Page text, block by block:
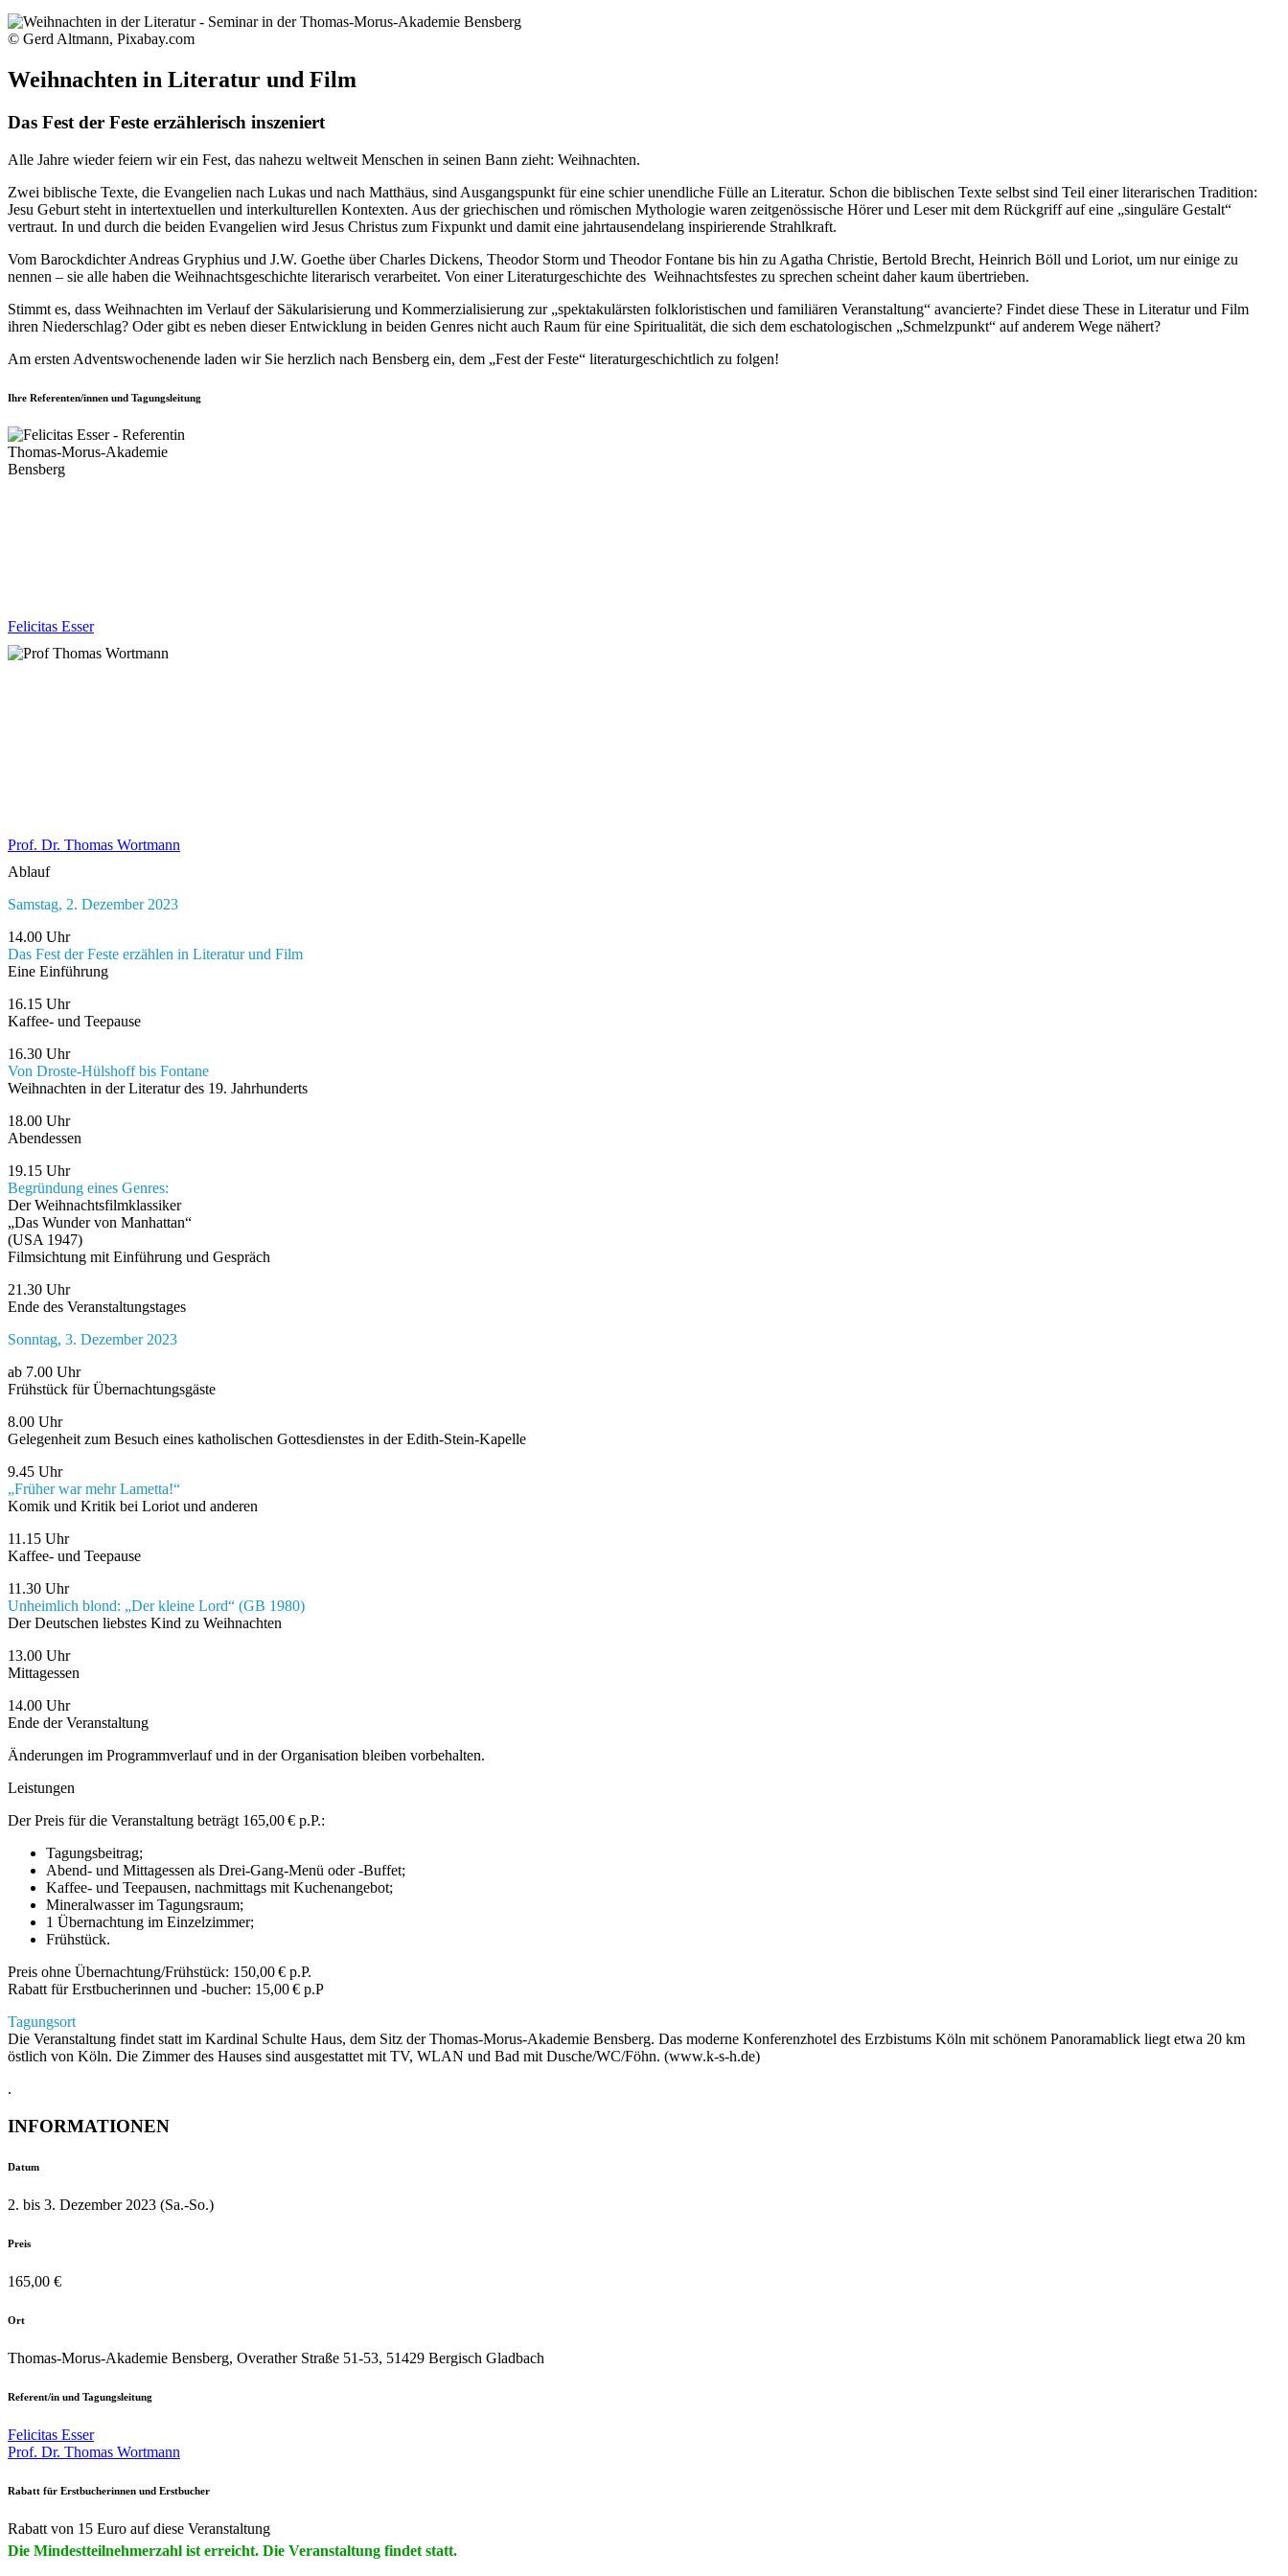
© Gerd Altmann, Pixabay.com
Weihnachten in Literatur und Film
Das Fest der Feste erzählerisch inszeniert
Alle Jahre wieder feiern wir ein Fest, das nahezu weltweit Menschen in seinen Bann zieht: Weihnachten.
Zwei biblische Texte, die Evangelien nach Lukas und nach Matthäus, sind Ausgangspunkt für eine schier unendliche Fülle an Literatur. Schon die biblischen Texte selbst sind Teil einer literarischen Tradition:
Jesu Geburt steht in intertextuellen und interkulturellen Kontexten. Aus der griechischen und römischen Mythologie waren zeitgenössische Hörer und Leser mit dem Rückgriff auf eine „singuläre Gestalt“
vertraut. In und durch die beiden Evangelien wird Jesus Christus zum Fixpunkt und damit eine jahrtausendelang inspirierende Strahlkraft.
Vom Barockdichter Andreas Gryphius und J.W. Goethe über Charles Dickens, Theodor Storm und Theodor Fontane bis hin zu Agatha Christie, Bertold Brecht, Heinrich Böll und Loriot, um nur einige zu
nennen – sie alle haben die Weihnachtsgeschichte literarisch verarbeitet. Von einer Literaturgeschichte des Weihnachtsfestes zu sprechen scheint daher kaum übertrieben.
Stimmt es, dass Weihnachten im Verlauf der Säkularisierung und Kommerzialisierung zur „spektakulärsten folkloristischen und familiären Veranstaltung“ avancierte? Findet diese These in Literatur und Film
ihren Niederschlag? Oder gibt es neben dieser Entwicklung in beiden Genres nicht auch Raum für eine Spiritualität, die sich dem eschatologischen „Schmelzpunkt“ auf anderem Wege nähert?
Am ersten Adventswochenende laden wir Sie herzlich nach Bensberg ein, dem „Fest der Feste“ literaturgeschichtlich zu folgen!
Ihre Referenten/innen und Tagungsleitung
Felicitas Esser
Prof. Dr. Thomas Wortmann
Ablauf
Samstag, 2. Dezember 2023
14.00 Uhr
Das Fest der Feste erzählen in Literatur und Film
Eine Einführung
16.15 Uhr
Kaffee- und Teepause
16.30 Uhr
Von Droste-Hülshoff bis Fontane
Weihnachten in der Literatur des 19. Jahrhunderts
18.00 Uhr
Abendessen
19.15 Uhr
Begründung eines Genres:
Der Weihnachtsfilmklassiker
„Das Wunder von Manhattan“
(USA 1947)
Filmsichtung mit Einführung und Gespräch
21.30 Uhr
Ende des Veranstaltungstages
Sonntag, 3. Dezember 2023
ab 7.00 Uhr
Frühstück für Übernachtungsgäste
8.00 Uhr
Gelegenheit zum Besuch eines katholischen Gottesdienstes in der Edith-Stein-Kapelle
9.45 Uhr
„Früher war mehr Lametta!“
Komik und Kritik bei Loriot und anderen
11.15 Uhr
Kaffee- und Teepause
11.30 Uhr
Unheimlich blond: „Der kleine Lord“ (GB 1980)
Der Deutschen liebstes Kind zu Weihnachten
13.00 Uhr
Mittagessen
14.00 Uhr
Ende der Veranstaltung
Änderungen im Programmverlauf und in der Organisation bleiben vorbehalten.
Leistungen
Der Preis für die Veranstaltung beträgt 165,00 € p.P.:
Tagungsbeitrag;
Abend- und Mittagessen als Drei-Gang-Menü oder -Buffet;
Kaffee- und Teepausen, nachmittags mit Kuchenangebot;
Mineralwasser im Tagungsraum;
1 Übernachtung im Einzelzimmer;
Frühstück.
Preis ohne Übernachtung/Frühstück: 150,00 € p.P.
Rabatt für Erstbucherinnen und -bucher: 15,00 € p.P
Tagungsort
Die Veranstaltung findet statt im Kardinal Schulte Haus, dem Sitz der Thomas-Morus-Akademie Bens­berg. Das moderne Konferenzhotel des Erzbistums Köln mit schönem Panoramablick liegt etwa 20 km
östlich von Köln. Die Zimmer des Hauses sind ausgestattet mit TV, WLAN und Bad mit Dusche/WC/Föhn. (www.k-s-h.de)
.
INFORMATIONEN
Datum
2. bis 3. Dezember 2023 (Sa.-So.)
Preis
165,00 €
Ort
Thomas-Morus-Akademie Bensberg, Overather Straße 51-53, 51429 Bergisch Gladbach
Referent/in und Tagungsleitung
Felicitas Esser
Prof. Dr. Thomas Wortmann
Rabatt für Erstbucherinnen und Erstbucher
Rabatt von 15 Euro auf diese Veranstaltung
Die Mindestteilnehmerzahl ist erreicht. Die Veranstaltung findet statt.